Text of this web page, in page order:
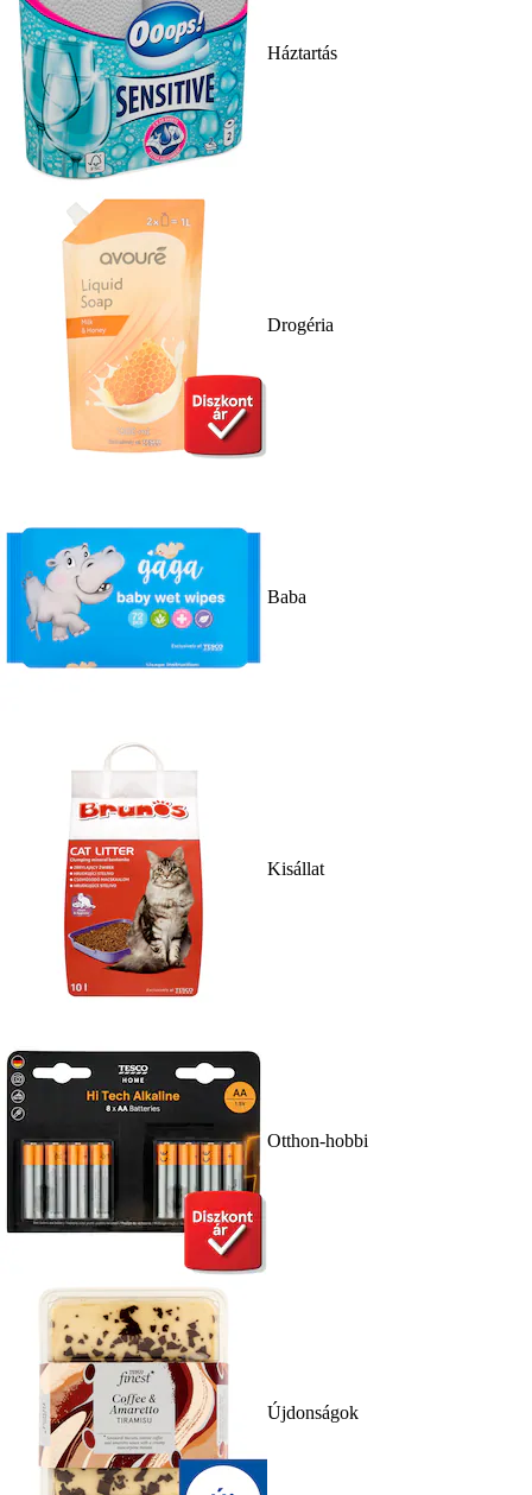
Háztartás
Drogéria
Baba
Kisállat
Otthon-hobbi
Újdonságok